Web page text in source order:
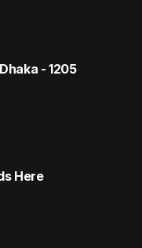
- 1205
Here